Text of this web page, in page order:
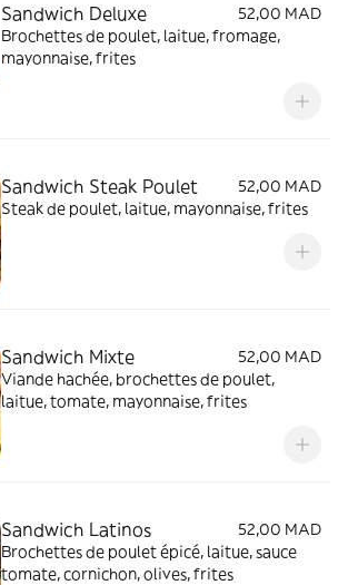
Sandwich Deluxe
52,00 MAD
Brochettes de poulet, laitue, fromage,
mayonnaise, frites
Sandwich Steak Poulet
52,00 MAD
Steak de poulet, laitue, mayonnaise, frites
Sandwich Mixte
52,00 MAD
Viande hachée, brochettes de poulet,
laitue, tomate, mayonnaise, frites
Sandwich Latinos
52,00 MAD
Brochettes de poulet épicé, laitue, sauce
tomate, cornichon, olives, frites